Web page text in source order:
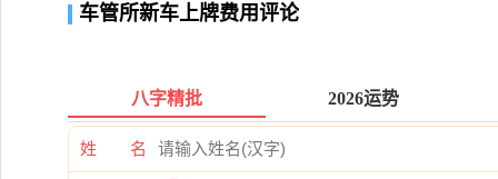
车管所新车上牌费用评论
八字精批 2026运势
姓 名